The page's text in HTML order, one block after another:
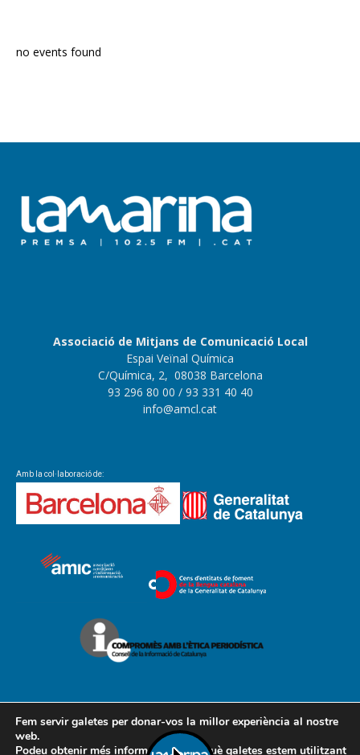
no events found
Associació de Mitjans de Comunicació Local
Espai Veïnal Química
C/Química, 2, 08038 Barcelona
93 296 80 00 / 93 331 40 40
info@amcl.cat
Amb la col·laboració de:
Fem servir galetes per donar-vos la millor experiència al nostre
web.
Podeu obtenir més informació sobre què galetes estem utilitzant